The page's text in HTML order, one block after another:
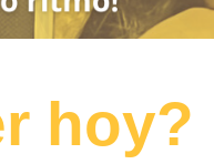
hoy?